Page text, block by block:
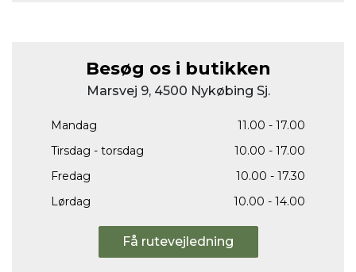
Besøg os i butikken
Marsvej 9, 4500 Nykøbing Sj.
Mandag
11.00 - 17.00
Tirsdag - torsdag
10.00 - 17.00
Fredag
10.00 - 17.30
Lørdag
10.00 - 14.00
Få rutevejledning